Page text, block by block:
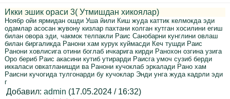
Икки эшик ораси 3( Утмишдан хикоялар)
Ноябр ойи ярмидан ошди Уша йили Киш жуда каттик келмокда эди
одамлар асосан жувону кизлар пахтани колган кутган хосилини егиш
билан овора эди, чакмок телпакли Раис Санобарни кунглини овлаш
билан биргаликда Ранони хам курук куймасди Кеч тушди Раис
Ранони ховлисига отини боглаб ичкарига кирди Ранохон озгина узига
Оро бериб Раис акасини кутиб утирарди Раисга умоч сузиб берди
иккаласи овкатланишди ва Ранони кучоклаб эркалади Рано хам
Раисни кучогида тулгонарди бу кучоклар Энди унга жуда кадрли эди
г
Добавил: admin (17.05.2024 / 16:32)